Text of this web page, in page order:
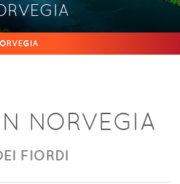
NORVEGIA
FIORDI